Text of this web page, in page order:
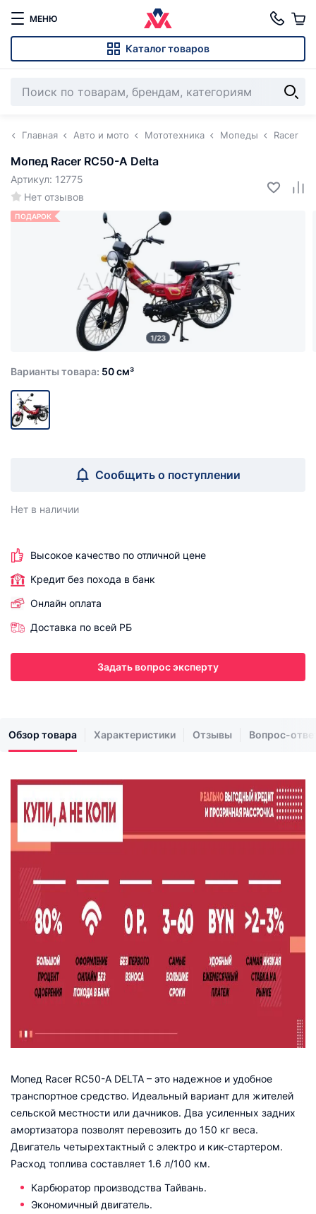
МЕНЮ
Каталог товаров
Главная Авто и мото Мототехника Мопеды Racer
Мопед Racer RC50-A Delta
Нет отзывов
Артикул: 12775
ПОДАРОК
1/23
Варианты товара: 50 см³
Сообщить о поступлении
Нет в наличии
Высокое качество по отличной цене
Кредит без похода в банк
Онлайн оплата
Доставка по всей РБ
Задать вопрос эксперту
Обзор товара Характеристики Отзывы Вопрос-
Мопед Racer RC50-A DELTA – это надежное и удобное
транспортное средство. Идеальный вариант для жителей
сельской местности или дачников. Два усиленных задних
амортизатора позволят перевозить до 150 кг веса.
Двигатель четырехтактный с электро и кик-стартером.
Расход топлива составляет 1.6 л/100 км.
Карбюратор производства Тайвань.
Экономичный двигатель.